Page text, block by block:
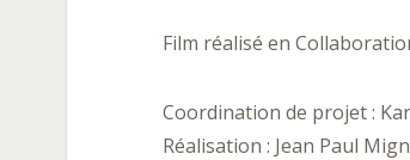
Film réalisé en
Coordination de projet :
Réalisation : Jean Paul